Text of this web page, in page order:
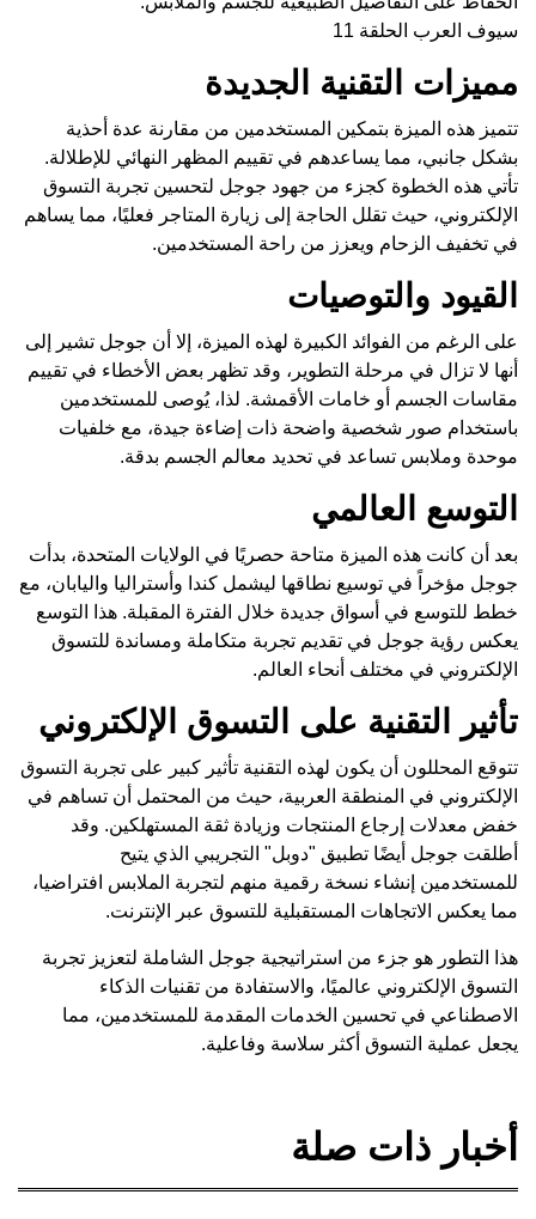
سيوف العرب الحلقة 11
مميزات التقنية الجديدة
تتميز هذه الميزة بتمكين المستخدمين من مقارنة عدة أحذية
بشكل جانبي، مما يساعدهم في تقييم المظهر النهائي للإطلالة.
تأتي هذه الخطوة كجزء من جهود جوجل لتحسين تجربة التسوق
الإلكتروني، حيث تقلل الحاجة إلى زيارة المتاجر فعليًا، مما يساهم
في تخفيف الزحام ويعزز من راحة المستخدمين.
القيود والتوصيات
على الرغم من الفوائد الكبيرة لهذه الميزة، إلا أن جوجل تشير إلى
أنها لا تزال في مرحلة التطوير، وقد تظهر بعض الأخطاء في تقييم
مقاسات الجسم أو خامات الأقمشة. لذا، يُوصى للمستخدمين
باستخدام صور شخصية واضحة ذات إضاءة جيدة، مع خلفيات
موحدة وملابس تساعد في تحديد معالم الجسم بدقة.
التوسع العالمي
بعد أن كانت هذه الميزة متاحة حصريًا في الولايات المتحدة، بدأت
جوجل مؤخراً في توسيع نطاقها ليشمل كندا وأستراليا واليابان، مع
خطط للتوسع في أسواق جديدة خلال الفترة المقبلة. هذا التوسع
يعكس رؤية جوجل في تقديم تجربة متكاملة ومساندة للتسوق
الإلكتروني في مختلف أنحاء العالم.
تأثير التقنية على التسوق الإلكتروني
تتوقع المحللون أن يكون لهذه التقنية تأثير كبير على تجربة التسوق
الإلكتروني في المنطقة العربية، حيث من المحتمل أن تساهم في
خفض معدلات إرجاع المنتجات وزيادة ثقة المستهلكين. وقد
أطلقت جوجل أيضًا تطبيق "دوبل" التجريبي الذي يتيح
للمستخدمين إنشاء نسخة رقمية منهم لتجربة الملابس افتراضيا،
مما يعكس الاتجاهات المستقبلية للتسوق عبر الإنترنت.
هذا التطور هو جزء من استراتيجية جوجل الشاملة لتعزيز تجربة
التسوق الإلكتروني عالميًا، والاستفادة من تقنيات الذكاء
الاصطناعي في تحسين الخدمات المقدمة للمستخدمين، مما
يجعل عملية التسوق أكثر سلاسة وفاعلية.
أخبار ذات صلة